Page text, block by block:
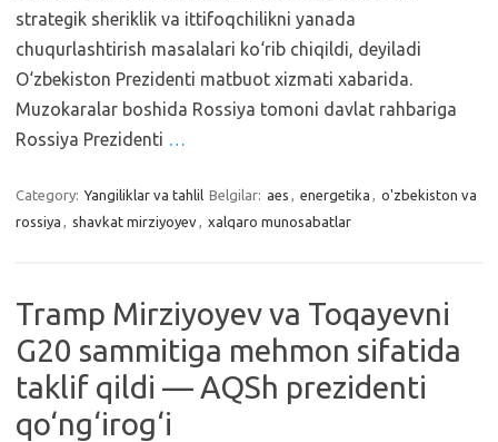
strategik sheriklik va ittifoqchilikni yanada
chuqurlashtirish masalalari ko‘rib chiqildi, deyiladi
O‘zbekiston Prezidenti matbuot xizmati xabarida.
Muzokaralar boshida Rossiya tomoni davlat rahbariga
Rossiya Prezidenti …
Category: Yangiliklar va tahlil Belgilar: aes , energetika , o'zbekiston va
rossiya , shavkat mirziyoyev, xalqaro munosabatlar
Tramp Mirziyoyev va Toqayevni
G20 sammitiga mehmon sifatida
taklif qildi — AQSh prezidenti
qo‘ng‘irog‘i